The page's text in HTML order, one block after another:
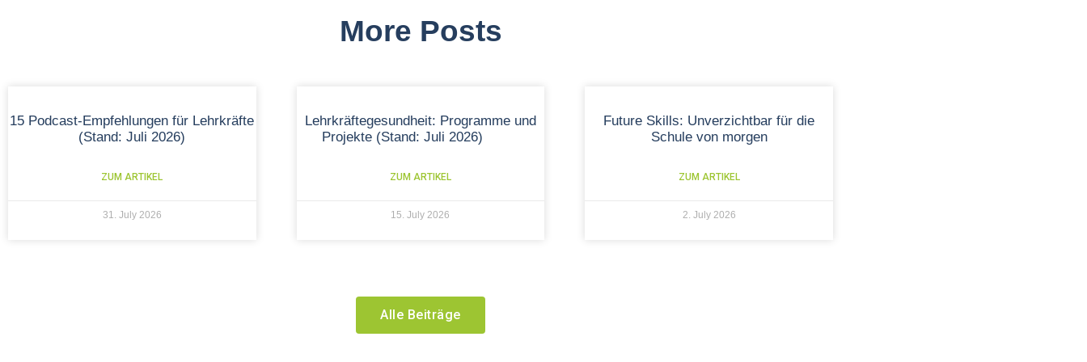
More Posts
15 Podcast-Empfehlungen für Lehrkräfte
(Stand: Juli 2026)
ZUM ARTIKEL
31. July 2026
Lehrkräftegesundheit: Programme und
Projekte (Stand: Juli 2026)
ZUM ARTIKEL
15. July 2026
Future Skills: Unverzichtbar für die
Schule von morgen
ZUM ARTIKEL
2. July 2026
Alle Beiträge